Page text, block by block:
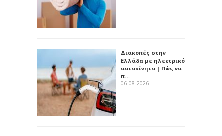
Διακοπές στην
Ελλάδα με ηλεκτρικό
αυτοκίνητο | Πώς να
π…
06-08-2026